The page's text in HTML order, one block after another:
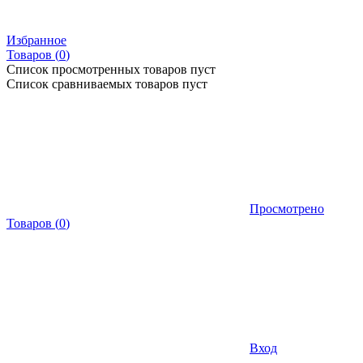
Избранное
Товаров (0)
Список просмотренных товаров пуст
Список сравниваемых товаров пуст
Просмотрено
Товаров (0)
Вход